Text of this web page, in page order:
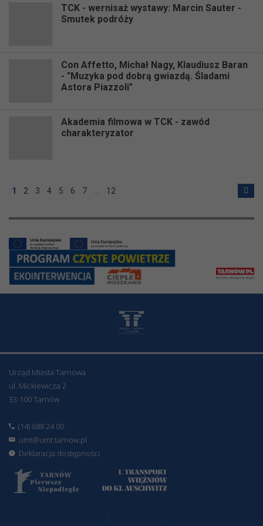
TCK - wernisaż wystawy: Marcin Sauter -
Smutek podróży
Con Affetto, Michał Nagy, Klaudiusz Baran
- "Muzyka pod dobrą gwiazdą. Śladami
Astora Piazzoli"
Akademia filmowa w TCK - zawód
charakteryzator
1 2 3 4 5 6 7 12
Urząd Miasta Tarnowa
ul. Mickiewicza 2
33-100 Tarnów
(14) 688 24 00
umt@umt.tarnow.pl
Deklaracja dostępności